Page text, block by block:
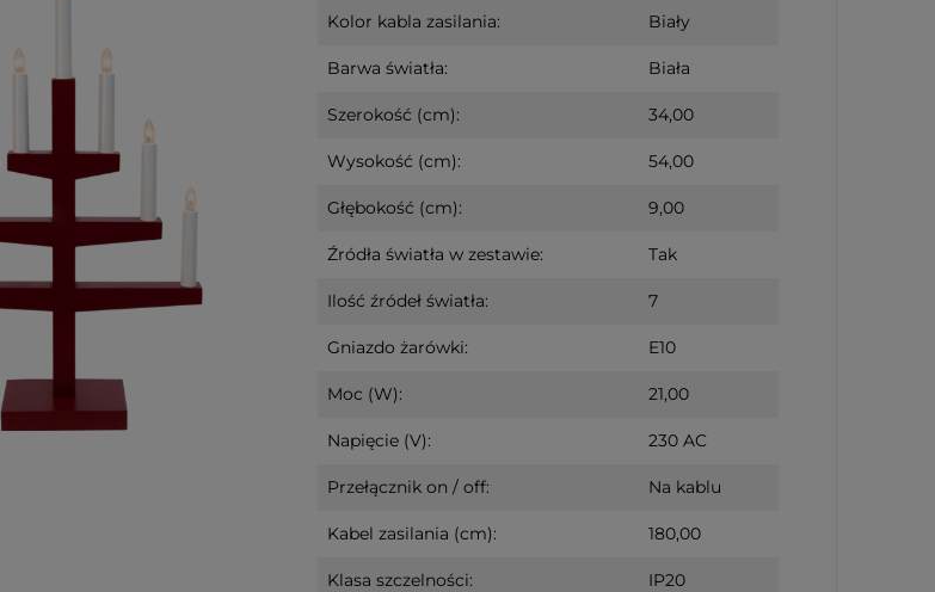
Kolor kabla zasilania: Biały
Barwa światła: Biała
Szerokość (cm): 34,00
Wysokość (cm): 54,00
Głębokość (cm): 9,00
Źródła światła w zestawie: Tak
Ilość źródeł światła: 7
Gniazdo żarówki: E10
Moc (W): 21,00
Napięcie (V): 230 AC
Przełącznik on / off: Na kablu
Kabel zasilania (cm): 180,00
Klasa szczelności: IP20